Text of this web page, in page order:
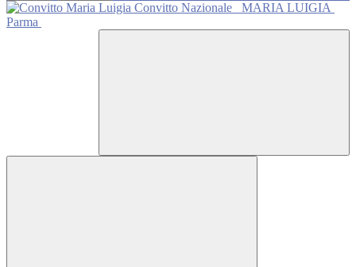
Convitto Nazionale
MARIA LUIGIA
Parma